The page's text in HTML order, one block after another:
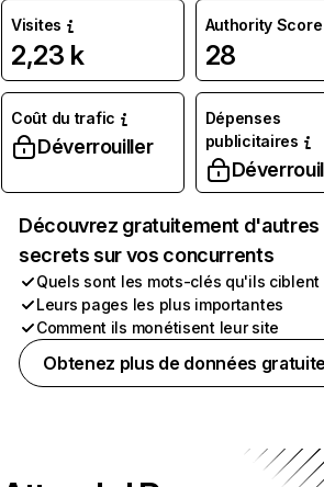
Visites
2,23 k
Authority Score
28
Coût du trafic
Déverrouiller
Dépenses
publicitaires
Découvrez gratuitement d'autres
secrets sur vos concurrents
Quels sont les mots-clés qu'ils ciblent
Leurs pages les plus importantes
Comment ils monétisent leur site
Obtenez plus de données